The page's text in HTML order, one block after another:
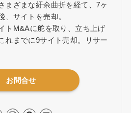
まざまな紆余曲折を経て、7ヶ
、サイトを売却。
トM&Aに舵を取り、立ち上げ
れまでに9サイト売却。リサー
お問合せ